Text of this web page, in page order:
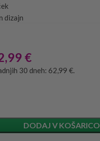
dizajn
€
30 dneh: 62,99 €.
DODAJ V KOŠARICO